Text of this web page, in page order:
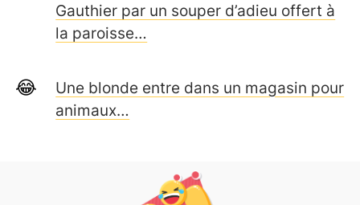
Gauthier par un souper d’adieu offert à
la paroisse…
Une blonde entre dans un magasin pour
animaux…